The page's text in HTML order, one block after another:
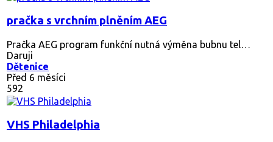
pračka s vrchním plněním AEG
Pračka AEG program funkční nutná výměna bubnu tel…
Daruji
Dětenice
Před 6 měsíci
592
VHS Philadelphia